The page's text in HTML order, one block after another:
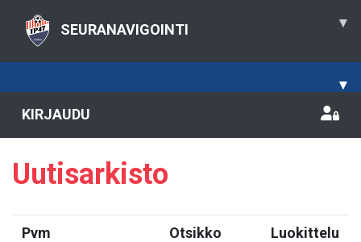
SEURANAVIGOINTI ▾
▾
KIRJAUDU
Uutisarkisto
Pvm Otsikko Luokittelu